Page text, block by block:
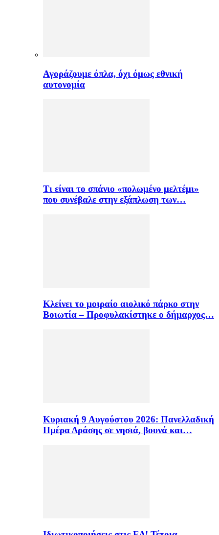
Αγοράζουμε όπλα, όχι όμως εθνική
αυτονομία
Τι είναι το σπάνιο «πολωμένο μελτέμι»
που συνέβαλε στην εξάπλωση των…
Κλείνει το μοιραίο αιολικό πάρκο στην
Βοιωτία – Προφυλακίστηκε ο δήμαρχος…
Κυριακή 9 Αυγούστου 2026: Πανελλαδική
Ημέρα Δράσης σε νησιά, βουνά και…